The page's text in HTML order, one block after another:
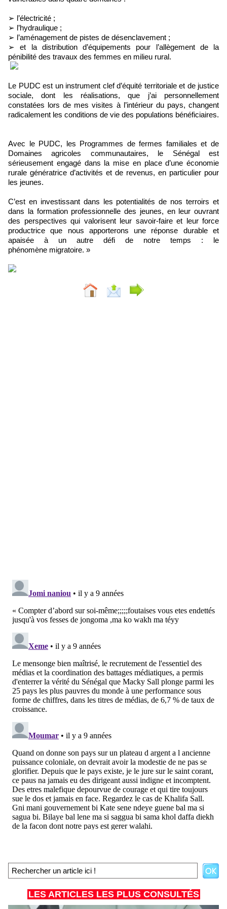
➢ l’électricité ;
➢ l’hydraulique ;
➢ l’aménagement de pistes de désenclavement ;
➢ et la distribution d’équipements pour l’allègement de la
pénibilité des travaux des femmes en milieu rural.
Le PUDC est un instrument clef d’équité territoriale et de justice
sociale, dont les réalisations, que j’ai personnellement
constatées lors de mes visites à l’intérieur du pays, changent
radicalement les conditions de vie des populations bénéficiaires.
Avec le PUDC, les Programmes de fermes familiales et de
Domaines agricoles communautaires, le Sénégal est
sérieusement engagé dans la mise en place d’une économie
rurale génératrice d’activités et de revenus, en particulier pour
les jeunes.
C’est en investissant dans les potentialités de nos terroirs et
dans la formation professionnelle des jeunes, en leur ouvrant
des perspectives qui valorisent leur savoir-faire et leur force
productrice que nous apporterons une réponse durable et
apaisée à un autre défi de notre temps : le
phénomène migratoire. »
LES ARTICLES LES PLUS CONSULTÉS